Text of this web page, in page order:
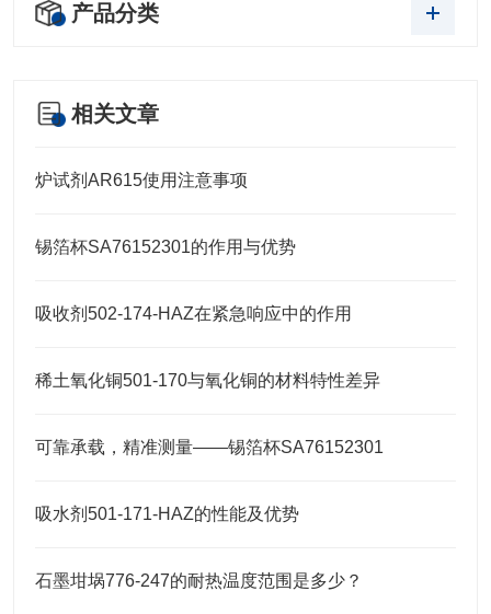
产品分类
相关文章
炉试剂AR615使用注意事项
锡箔杯SA76152301的作用与优势
吸收剂502-174-HAZ在紧急响应中的作用
稀土氧化铜501-170与氧化铜的材料特性差异
可靠承载，精准测量——锡箔杯SA76152301
吸水剂501-171-HAZ的性能及优势
石墨坩埚776-247的耐热温度范围是多少？